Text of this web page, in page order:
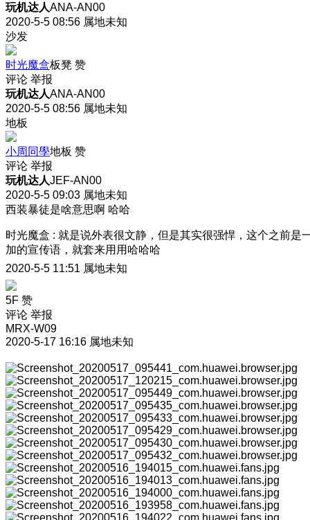
玩机达人ANA-AN00
2020-5-5 08:56 属地未知
沙发
时光魔盒板凳 赞
评论 举报
玩机达人ANA-AN00
2020-5-5 08:56 属地未知
地板
小周同學地板 赞
评论 举报
玩机达人JEF-AN00
2020-5-5 09:03 属地未知
西装暴徒是啥意思啊 哈哈
时光魔盒 : 就是说外表很文静，但是其实很强悍，这个之前是
加的宣传语，就套来用用哈哈哈
2020-5-5 11:51 属地未知
5F 赞
评论 举报
MRX-W09
2020-5-17 16:16 属地未知